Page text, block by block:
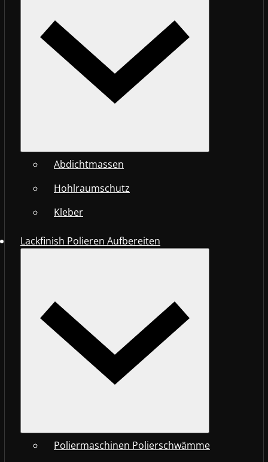
Abdichtmassen
Hohlraumschutz
Kleber
Lackfinish Polieren Aufbereiten
Poliermaschinen Polierschwämme